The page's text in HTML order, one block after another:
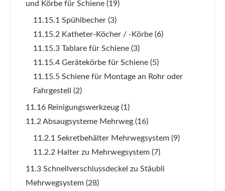
und Körbe für Schiene (19)
11.15.1 Spühlbecher (3)
11.15.2 Katheter-Köcher / -Körbe (6)
11.15.3 Tablare für Schiene (3)
11.15.4 Gerätekörbe für Schiene (5)
11.15.5 Schiene für Montage an Rohr oder
Fahrgestell
(2)
11.16 Reinigungswerkzeug (1)
11.2 Absaugsysteme Mehrweg (16)
11.2.1 Sekretbehälter Mehrwegsystem (9)
11.2.2 Halter zu Mehrwegsystem (7)
11.3 Schnellverschlussdeckel zu Stäubli
Mehrwegsystem (28)